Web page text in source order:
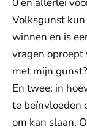
Volksgunst
winnen en is
vragen oproept
met mijn
En twee: in
te beïnvloeden
om kan slaan.